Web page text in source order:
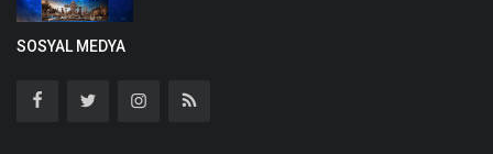
SOSYAL MEDYA